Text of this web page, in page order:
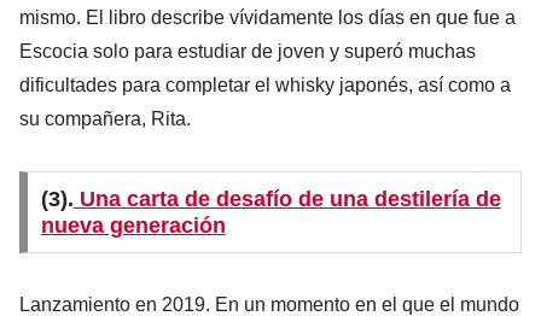
mismo. El libro describe vívidamente los días en que fue a
Escocia solo para estudiar de joven y superó muchas
dificultades para completar el whisky japonés, así como a
su compañera, Rita.
(3). Una carta de desafío de una destilería de
nueva generación
Lanzamiento en 2019. En un momento en el que el mundo